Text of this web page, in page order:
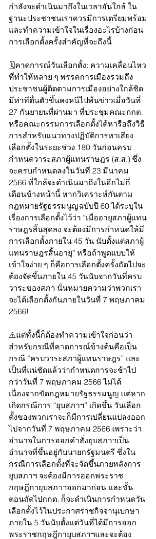
กำลังจะดำเนินมาถึงในเวลาอันใกล้ ใน
ฐานะประชาชนเราควรมีการเตรียมพร้อม
และทำความเข้าใจในเรื่องอะไรบ้างก่อน
การเลือกตั้งครั้งสำคัญที่จะถึงนี้
🗓คาดการณ์วันเลือกตั้ง: ความเคลื่อนไหว
ที่ทำให้หลาย ๆ พรรคการเมืองรวมถึง
ประชาชนผู้ติดตามการเมืองอย่างใกล้ชิด
มีท่าทีตื่นตัวขึ้นคงหนีไปพ้นข่าวเมื่อวันที่
27 กันยายนที่ผ่านมา ที่ประชุมคณะกกต.
หรือคณะกรรมการเลือกตั้งได้หารือถึงวิธี
การสำหรับแนวทางปฏิบัติการหาเสียง
เลือกตั้งในระยะช่วง 180 วันก่อนครบ
กำหนดวาระสภาผู้แทนราษฎร (ส.ส.) ซึ่ง
จะครบกำหนดลงในวันที่ 23 มีนาคม
2566 ที่ใกล้จะดำเนินมาถึงในอีกไม่กี่
เดือนข้างหน้านี้ หากวิเคราะห์กันตาม
กฎหมายรัฐธรรมนูญฉบับปี 60 ได้ระบุใน
เรื่องการเลือกตั้งไว้ว่า “เมื่ออายุสภาผู้แทน
ราษฎรสิ้นสุดลง จะต้องมีการกำหนดให้มี
การเลือกตั้งภายใน 45 วัน นับตั้งแต่สภาผู้
แทนราษฎรสิ้นอายุ” หรือถ้าพูดแบบให้
เข้าใจง่าย ๆ ก็คือการเลือกตั้งครั้งถัดไปจะ
ต้องจัดขึ้นภายใน 45 วันนับจากวันที่ครบ
วาระของสภา นั่นหมายความว่าพวกเรา
จะได้เลือกตั้งกันภายในวันที่ 7 พฤษภาคม
2566!
⚠️แต่ทั้งนี้ก็ต้องทำความเข้าใจก่อนว่า
สำหรับกรณีที่คาดการณ์ข้างต้นคือเป็น
กรณี “ครบวาระสภาผู้แทนราษฎร” และ
เป็นที่แน่ชัดแล้วว่ากำหนดการจะช้าไป
กว่าวันที่ 7 พฤษภาคม 2566 ไม่ได้
เนื่องจากขัดกฎหมายรัฐธรรมนูญ แต่หาก
เกิดกรณีการ “ยุบสภาฯ” เกิดขึ้น วันเลือก
ตั้งของพวกเราจะก็มีการเปลี่ยนแปลงออก
ไปจากวันที่ 7 พฤษภาคม 2566 เพราะว่า
อำนาจในการออกคำสั่งยุบสภาฯเป็น
อำนาจที่ขึ้นอยู่กับนายกรัฐมนตรี ซึ่งใน
กรณีการเลือกตั้งที่จะจัดขึ้นภายหลังการ
ยุบสภาฯ จะต้องมีการออกพระราช
กฤษฎีกายุบสภาฯออกมาก่อน และขั้น
ตอนถัดไปกกต. ก็จะดำเนินการกำหนดวัน
เลือกตั้งไว้ในประกาศราชกิจจานุเบกษา
ภายใน 5 วันนับตั้งแต่วันที่ได้มีการออก
พระราชกฤษฎีกายุบสภาฯและจะต้อง